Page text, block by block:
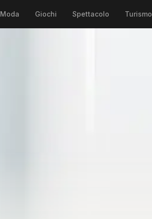
Moda Giochi Spettacolo Turismo